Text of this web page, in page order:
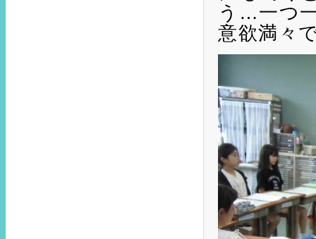
う…一つ
意欲満々